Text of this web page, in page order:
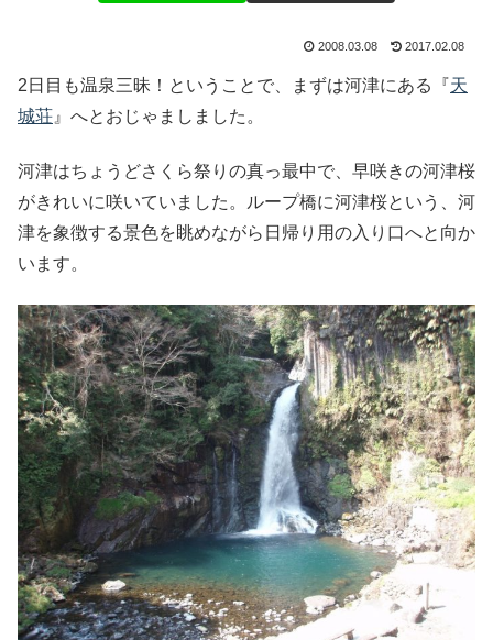
2008.03.08 2017.02.08
2日目も温泉三昧！ということで、まずは河津にある『天
城荘 』へとおじゃましました。
河津はちょうどさくら祭りの真っ最中で、早咲きの河津桜
がきれいに咲いていました。ループ橋に河津桜という、河
津を象徴する景色を眺めながら日帰り用の入り口へと向か
います。